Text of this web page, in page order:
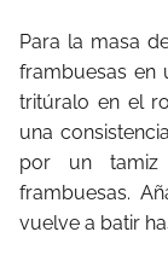
Para la masa
frambuesas en
tritúralo en el
una
por un tamiz
frambuesas.
vuelve a batir